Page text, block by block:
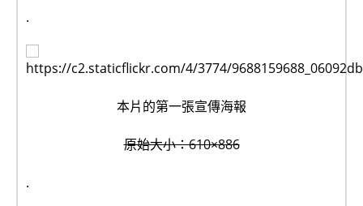
.
本片的第一張宣傳海報
原始大小：610×886
.